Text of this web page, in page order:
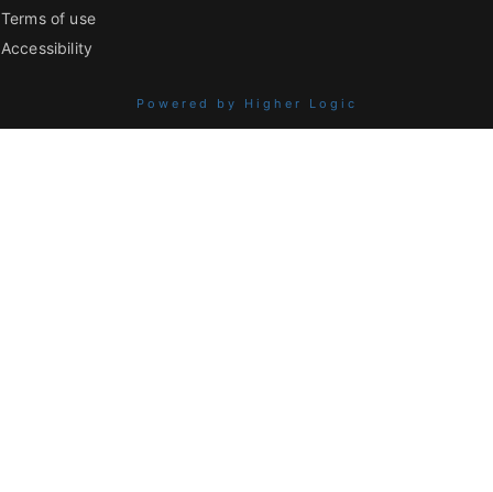
Terms of use
Accessibility
Powered by Higher Logic